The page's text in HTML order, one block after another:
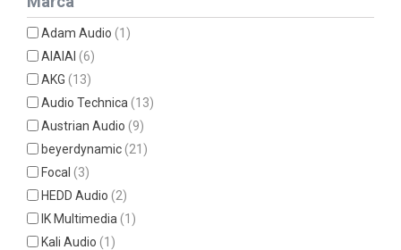
Adam Audio(1)
AIAIAI(6)
AKG(13)
Audio Technica(13)
Austrian Audio(9)
beyerdynamic(21)
Focal(3)
HEDD Audio(2)
IK Multimedia(1)
Kali Audio(1)